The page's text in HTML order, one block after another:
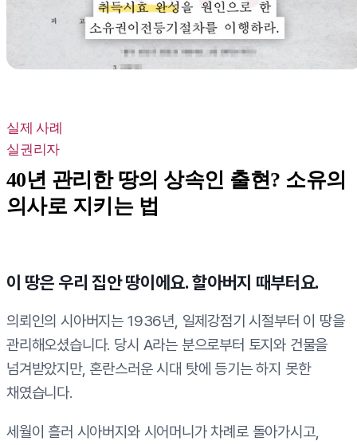
실제 사례
실권리자
40년 관리한 땅의 상속인 출현? 소유의
의사로 지키는 법
이 땅은 우리 집안 땅이에요. 할아버지 때부터요.
의뢰인의 시아버지는 1936년, 일제강점기 시절부터 이 땅을
관리해오셨습니다. 당시 A라는 분으로부터 토지와 건물을
넘겨받았지만, 혼란스러운 시대 탓에 등기는 하지 못한
채였습니다.
세월이 흘러 시아버지와 시어머니가 차례로 돌아가시고,